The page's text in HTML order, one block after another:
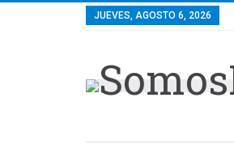
JUEVES, AGOSTO 6, 2026